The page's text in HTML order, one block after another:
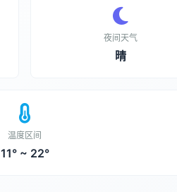
夜间天气
晴
温度区间
11° ~ 22°